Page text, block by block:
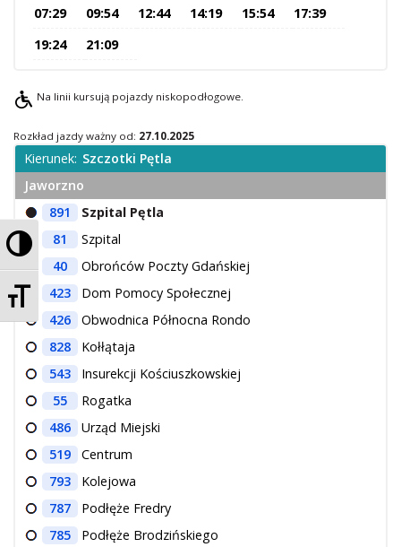
Przełącz wysoki kontrast
Zmień rozmiar czcionek
Uwagi i wnioski
07:29 09:54 12:44 14:19 15:54
17:39
19:24
21:09
Na linii kursują pojazdy niskopodłogowe.
Rozkład jazdy ważny od: 27.10.2025
Kierunek: Szczotki Pętla
Jaworzno
891
Szpital Pętla
81
Szpital
40
Obrońców Poczty Gdańskiej
423
Dom Pomocy Społecznej
426
Obwodnica Północna Rondo
828
Kołłątaja
543
Insurekcji Kościuszkowskiej
55
Rogatka
486
Urząd Miejski
519
Centrum
793
Kolejowa
787
Podłęże Fredry
785
Podłęże Brodzińskiego